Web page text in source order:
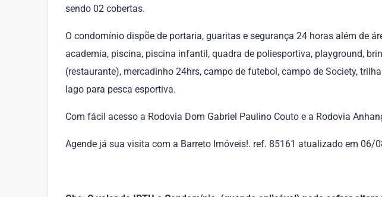
sendo 02 cobertas.
O condomínio dispõe de portaria, guaritas e segurança 24 horas além de
academia, piscina, piscina infantil, quadra de poliesportiva, playground,
(restaurante), mercadinho 24hrs, campo de futebol, campo de Society,
lago para pesca esportiva.
Com fácil acesso a Rodovia Dom Gabriel Paulino Couto e a Rodovia
Agende já sua visita com a Barreto Imóveis!. ref. 85161 atualizado em 06/